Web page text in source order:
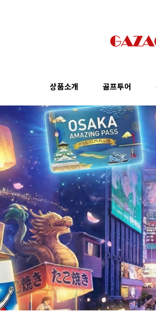
상품소개
오사카 투어
교토투어
나라투어
고베투어
와카야마투어
골프투어
골프투어
상품소개
오사카 투어
교토투어
나라투어
고베투어
와카야마투어
골프투어
골프투어
골프명소